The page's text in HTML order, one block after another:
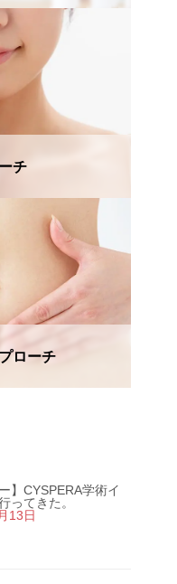
チ
ローチ
】CYSPERA学術イ
ってきた。
13日